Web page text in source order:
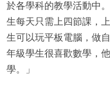
於各學科的教學活動中
生每天只需上四節課，
生可以玩平板電腦，做
年級學生很喜歡數學，
學。」